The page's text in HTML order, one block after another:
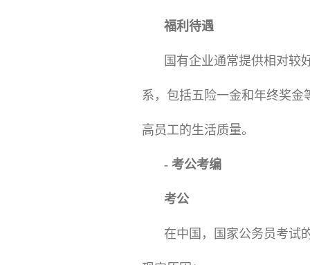
福利待遇
国有企业通常提供相对较
系，包括五险一金和年终奖
高员工的生活质量。
- 考公考编
考公
在中国，国家公务员考试